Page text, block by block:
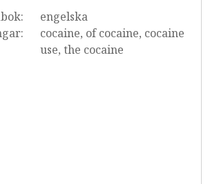
engelska
cocaine, of cocaine, cocaine
use, the cocaine